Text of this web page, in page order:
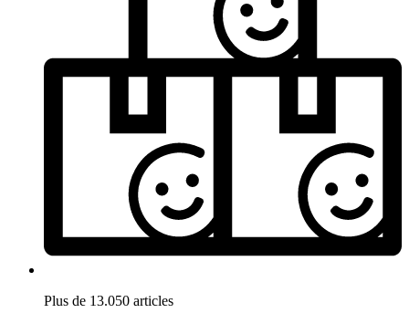
Plus de 13.050 articles